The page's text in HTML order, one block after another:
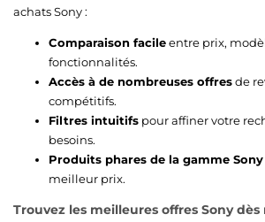
achats Sony :
Comparaison facileentre prix,
fonctionnalités.
Accès à de nombreuses offresde
compétitifs.
Filtres intuitifs pour affiner votre
besoins.
Produits phares de la gamme Sony
meilleur prix.
Trouvez les meilleures offres Sony